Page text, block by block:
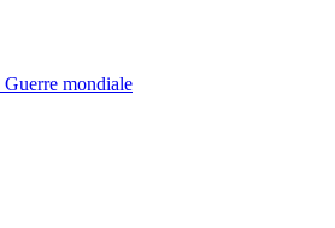
Guerre mondiale